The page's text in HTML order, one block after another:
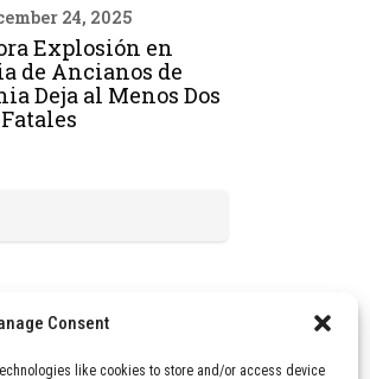
Consent
like cookies to store and/or access device
24, 2025
Explosión en
de Ancianos de
Deja al Menos Dos